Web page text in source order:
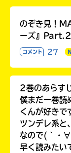
のぞき見！
ーズ』Part.2
コメント 27
2巻のあらす
僕まだ一巻読
くんが好きで
ツンデレ系と
なので(｀・
早く読みたい